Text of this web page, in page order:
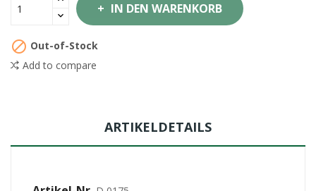
IN DEN WARENKORB
 Out-of-Stock
Add to compare
ARTIKELDETAILS